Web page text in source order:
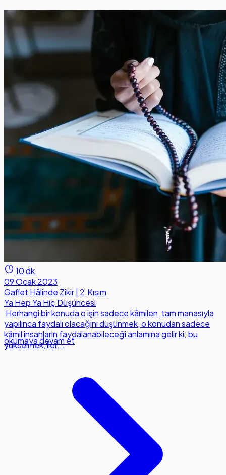
10 dk.
09 Ocak 2023
Gaflet Hâlinde Zikir | 2.Kısım
Ya Hep Ya Hiç Düşüncesi
Herhangi bir konuda o işin sadece kâmilen, tam manasıyla
yapılınca faydalı olacağını düşünmek, o konudan sadece
kâmil insanların faydalanabileceği anlamına gelir ki; bu
yükselmek, iler...
okumaya devam et